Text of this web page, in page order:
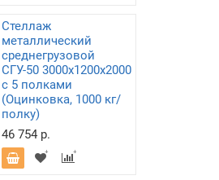
Стеллаж
металлический
среднегрузовой
СГУ-50 3000х1200х2000
с 5 полками
(Оцинковка, 1000 кг/
полку)
46 754 р.